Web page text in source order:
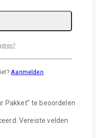
Prachtige glitterflex
Pakket” te beoordelen
Vereiste velden
Aanmelden